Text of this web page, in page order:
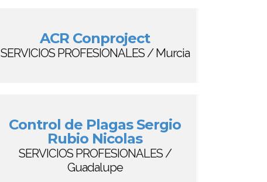
ACR Conproject
SERVICIOS PROFESIONALES / Murcia
Control de Plagas Sergio
Rubio Nicolas
SERVICIOS PROFESIONALES /
Guadalupe